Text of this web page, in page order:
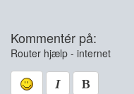
Kommentér på:
Router hjælp - internet